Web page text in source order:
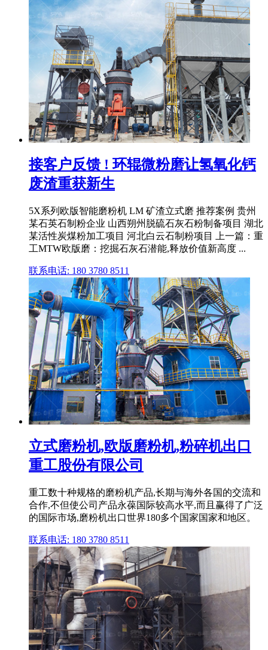
接客户反馈 ! 环辊微粉磨让氢氧化钙
废渣重获新生
5X系列欧版智能磨粉机 LM 矿渣立式磨 推荐案例 贵州
某石英石制粉企业 山西朔州脱硫石灰石粉制备项目 湖北
某活性炭煤粉加工项目 河北白云石制粉项目 上一篇：重
工MTW欧版磨：挖掘石灰石潜能,释放价值新高度 ...
联系电话: 180 3780 8511
立式磨粉机,欧版磨粉机,粉碎机出口
重工股份有限公司
重工数十种规格的磨粉机产品,长期与海外各国的交流和
合作,不但使公司产品永葆国际较高水平,而且赢得了广泛
的国际市场,磨粉机出口世界180多个国家国家和地区。
联系电话: 180 3780 8511